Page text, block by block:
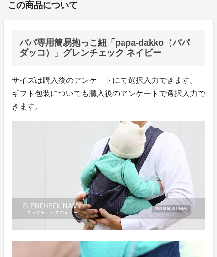
この商品について
パパ専用簡易抱っこ紐「papa-dakko（パパ
ダッコ）」グレンチェック ネイビー
サイズは購入後のアンケートにて選択入力できます。
ギフト包装についても購入後のアンケートで選択入力で
きます。